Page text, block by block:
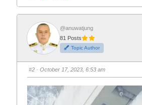
i
k
f
o
r
t
h
u
m
b
d
o
n
i
k
o
r
t
h
u
m
b
u
p
@anuwatjung
81 Posts
Topic Author
#2 · October 17, 2023, 6:53 am